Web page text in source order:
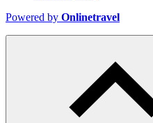
Powered by Onlinetravel